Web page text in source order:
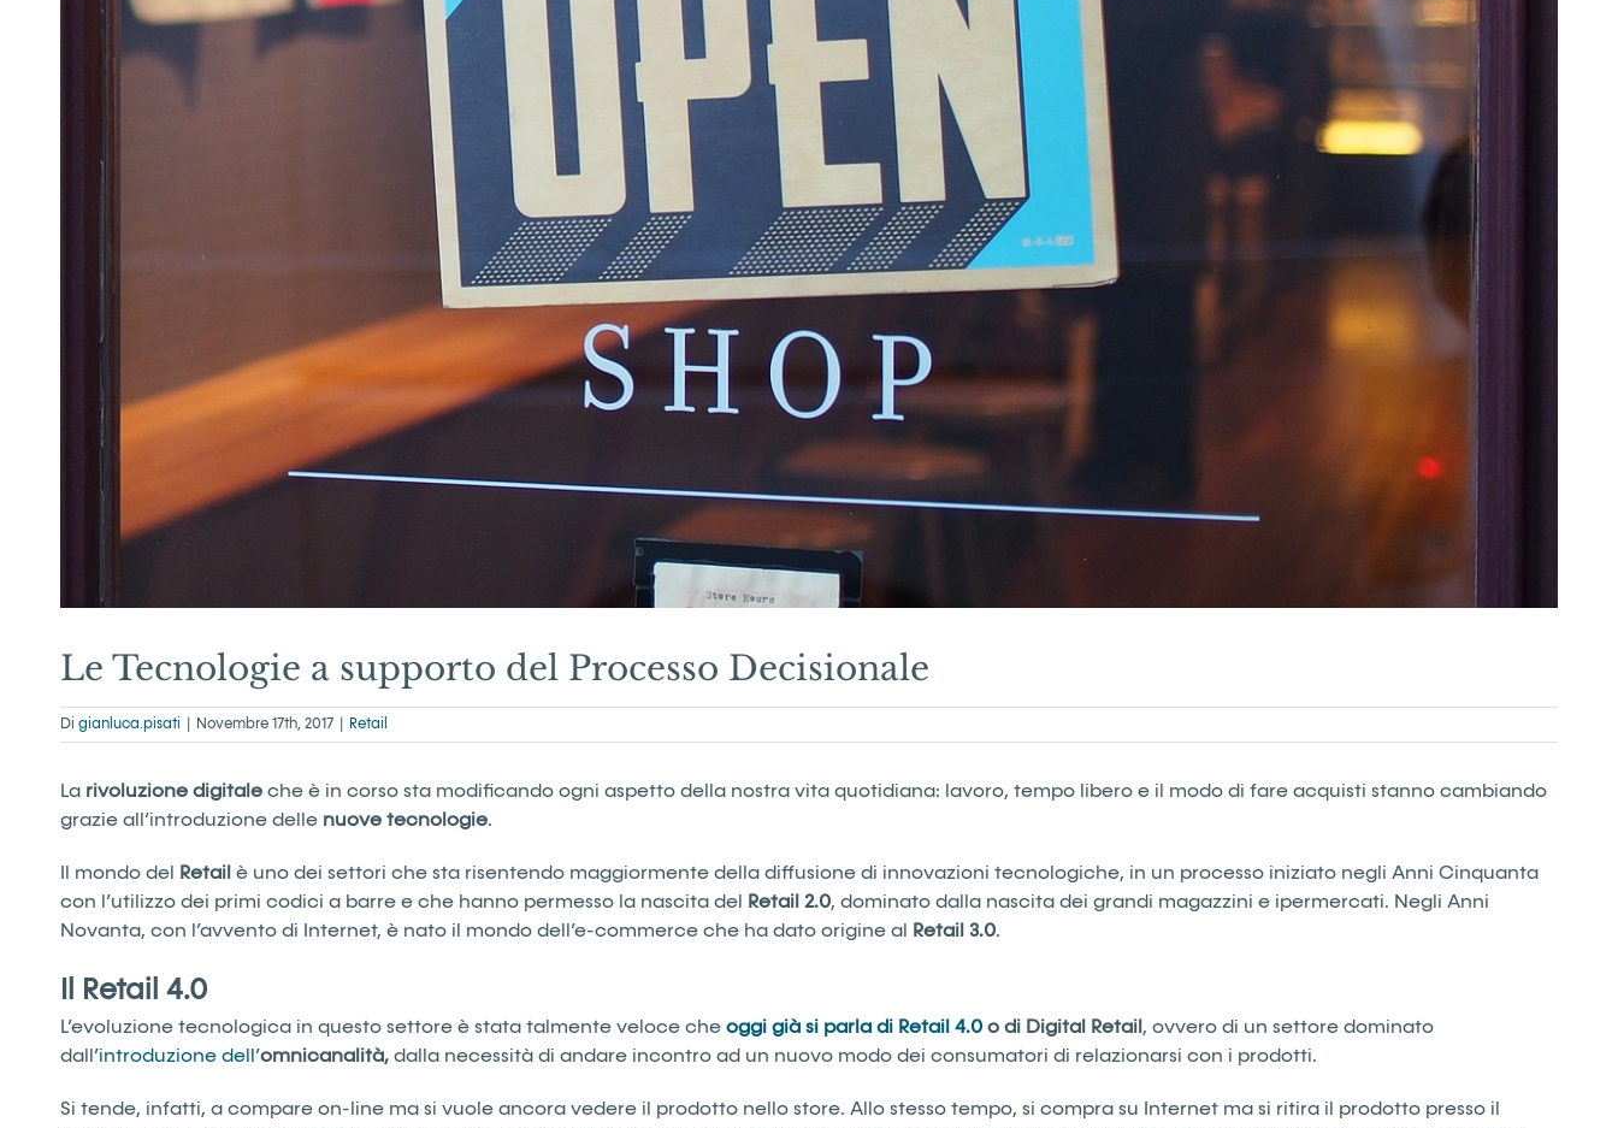
Le Tecnologie a supporto del Processo Decisionale
Di gianluca.pisati Novembre 17th, 2017 Retail
La rivoluzione digitale che è in corso sta modificando ogni aspetto della nostra vita quotidiana: lavoro, tempo libero e il modo di fare acquisti stanno cambiando
grazie all’introduzione delle nuove tecnologie.
Il mondo del Retail è uno dei settori che sta risentendo maggiormente della diffusione di innovazioni tecnologiche, in un processo iniziato negli Anni Cinquanta
con l’utilizzo dei primi codici a barre e che hanno permesso la nascita del
Retail 2.0, dominato dalla nascita dei grandi magazzini e ipermercati. Negli Anni
Novanta, con l’avvento di Internet, è nato il mondo dell’e-commerce che ha dato origine al
Retail 3.0.
Il Retail 4.0
L’evoluzione tecnologica in questo settore è stata talmente veloce che oggi già si parla di Retail 4.0 o di Digital Retail , ovvero di un settore dominato
dall ’introduzione dell’omnicanalità, dalla necessità di andare incontro ad un nuovo modo dei consumatori di relazionarsi con i prodotti.
Si tende, infatti, a compare on-line ma si vuole ancora vedere il prodotto nello store. Allo stesso tempo, si compra su Internet ma si ritira il prodotto presso il